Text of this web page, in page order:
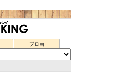
ブロ画